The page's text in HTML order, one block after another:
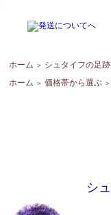
ホーム ＞ シュタイフの足跡
ホーム ＞ 価格帯から選ぶ ＞
シ